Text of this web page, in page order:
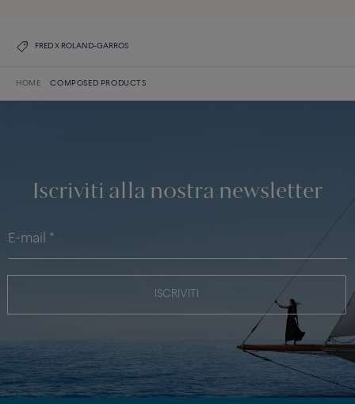
FRED X ROLAND-GARROS
HOME COMPOSED PRODUCTS
Iscriviti alla nostra newsletter
ISCRIVITI